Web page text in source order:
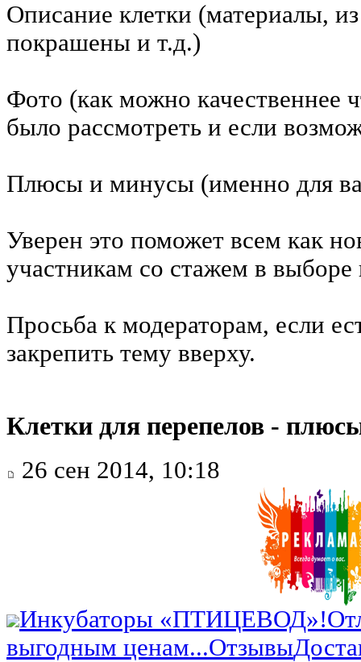
Описание клетки (материалы,
покрашены и т.д.)
Фото (как можно качественнее
было рассмотреть и если
Плюсы и минусы (именно для
Уверен это поможет всем как
участникам со стажем в выборе
Просьба к модераторам, если
закрепить тему вверху.
Клетки для перепелов -
26 сен 2014, 10:18
Инкубаторы «ПТИЦЕВОД»!
выгодным ценам...Отзывы